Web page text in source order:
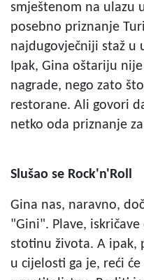
smještenom na ulazu
posebno priznanje
najdugovječniji staž u
Ipak, Gina oštariju
nagrade, nego zato
restorane. Ali govori
netko oda priznanje
Slušao se Rock'n'Roll
Gina nas, naravno,
"Gini". Plave,
stotinu života. A ipak,
u cijelosti ga je, reći